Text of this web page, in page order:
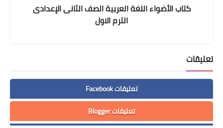
كتاب الأضواء اللغة العربية الصف الثانى الإعدادى
الترم الاول
تعليقات
تعليقات Facebook
تعليقات Blogger